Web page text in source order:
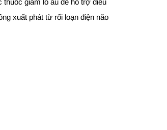
giảm lo âu để hỗ trợ điều
xuất phát từ rối loạn điện não